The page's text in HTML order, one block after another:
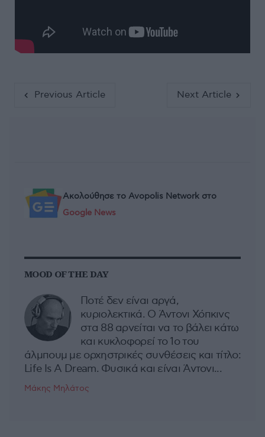
Previous Article Next Article
Ακολούθησε το Avopolis Network στο
Google News
MOOD OF THE DAY
Ποτέ δεν είναι αργά,
κυριολεκτικά. Ο Άντονι Χόπκινς
στα 88 αρνείται να το βάλει κάτω
και κυκλοφορεί το 1ο του
άλμπουμ με ορχηστρικές συνθέσεις και τίτλο:
Life Is A Dream. Φυσικά και είναι Άντονι...
Μάκης Μηλάτος